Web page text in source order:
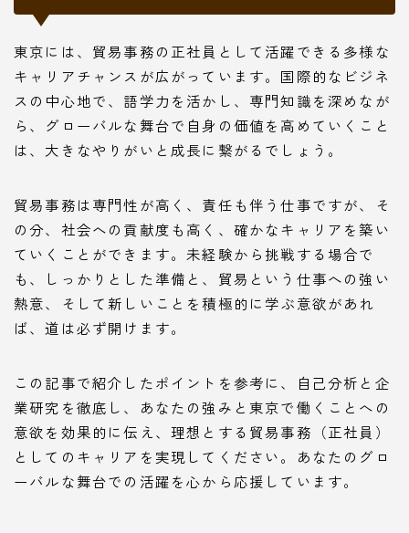
東京には、貿易事務の正社員として活躍できる多様な
キャリアチャンスが広がっています。国際的なビジネ
スの中心地で、語学力を活かし、専門知識を深めなが
ら、グローバルな舞台で自身の価値を高めていくこと
は、大きなやりがいと成長に繋がるでしょう。
貿易事務は専門性が高く、責任も伴う仕事ですが、そ
の分、社会への貢献度も高く、確かなキャリアを築い
ていくことができます。未経験から挑戦する場合で
も、しっかりとした準備と、貿易という仕事への強い
熱意、そして新しいことを積極的に学ぶ意欲があれ
ば、道は必ず開けます。
この記事で紹介したポイントを参考に、自己分析と企
業研究を徹底し、あなたの強みと東京で働くことへの
意欲を効果的に伝え、理想とする貿易事務（正社員）
としてのキャリアを実現してください。あなたのグロ
ーバルな舞台での活躍を心から応援しています。